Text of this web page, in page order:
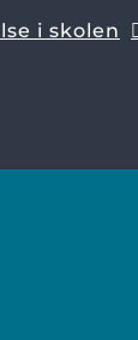
i skolen